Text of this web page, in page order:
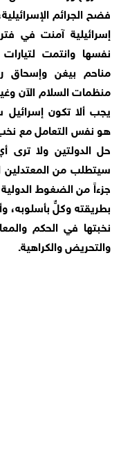
فضح الجرائم
إسرائيلية آمنت في
نفسها وانتمت
مناحم بيغن وإسحاق
منظمات السلام الآن
يجب ألا تكون
هو نفس التعامل مع
حل الدولتين ولا
سيتطلب من المعتدلين
جزءاً من الضغوط
بطريقته وكلٌّ بأسلوبه،
نخبتها في الحكم
والتحريض والكراهية.